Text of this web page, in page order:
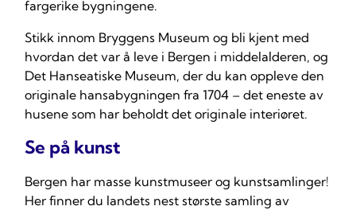
fargerike bygningene.
Stikk innom Bryggens Museum og bli kjent med
hvordan det var å leve i Bergen i middelalderen, og
Det Hanseatiske Museum, der du kan oppleve den
originale hansabygningen fra 1704 – det eneste av
husene som har beholdt det originale interiøret.
Se på kunst
Bergen har masse kunstmuseer og kunstsamlinger!
Her finner du landets nest største samling av